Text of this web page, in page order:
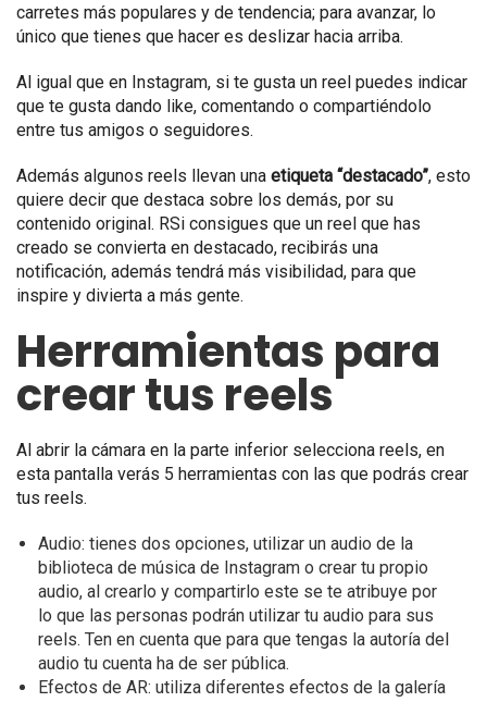
carretes más populares y de tendencia; para avanzar, lo
único que tienes que hacer es deslizar hacia arriba.
Al igual que en Instagram, si te gusta un reel puedes indicar
que te gusta dando like, comentando o compartiéndolo
entre tus amigos o seguidores.
Además algunos reels llevan una etiqueta “destacado”, esto
quiere decir que destaca sobre los demás, por su
contenido original. RSi consigues que un reel que has
creado se convierta en destacado, recibirás una
notificación, además tendrá más visibilidad, para que
inspire y divierta a más gente.
Herramientas para
crear tus reels
Al abrir la cámara en la parte inferior selecciona reels, en
esta pantalla verás 5 herramientas con las que podrás crear
tus reels.
Audio: tienes dos opciones, utilizar un audio de la
biblioteca de música de Instagram o crear tu propio
audio, al crearlo y compartirlo este se te atribuye por
lo que las personas podrán utilizar tu audio para sus
reels. Ten en cuenta que para que tengas la autoría del
audio tu cuenta ha de ser pública.
Efectos de AR: utiliza diferentes efectos de la galería